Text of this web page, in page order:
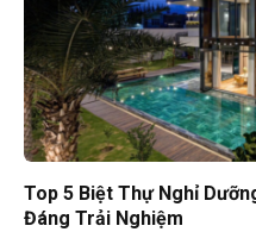
Top 5 Biệt Thự Nghỉ
Đáng Trải Nghiệm